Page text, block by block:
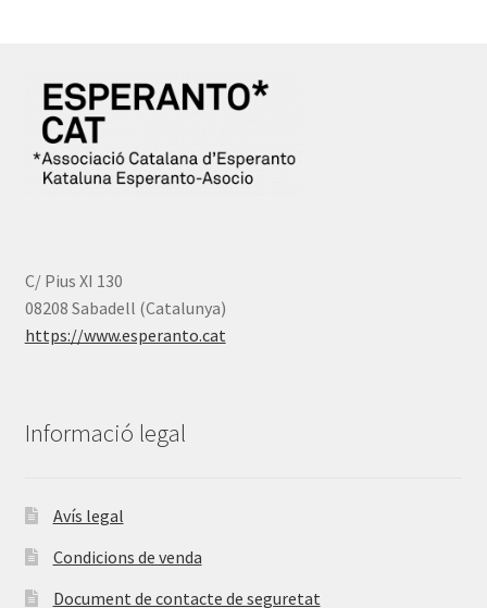
C/ Pius XI 130
08208 Sabadell (Catalunya)
https://www.esperanto.cat
Informació legal
Avís legal
Condicions de venda
Document de contacte de seguretat